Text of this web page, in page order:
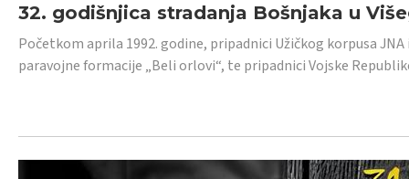
32. godišnjica stradanja Bošnjaka u
Početkom aprila 1992. godine, pripadnici Užičkog korpusa
paravojne formacije „Beli orlovi“, te pripadnici Vojske